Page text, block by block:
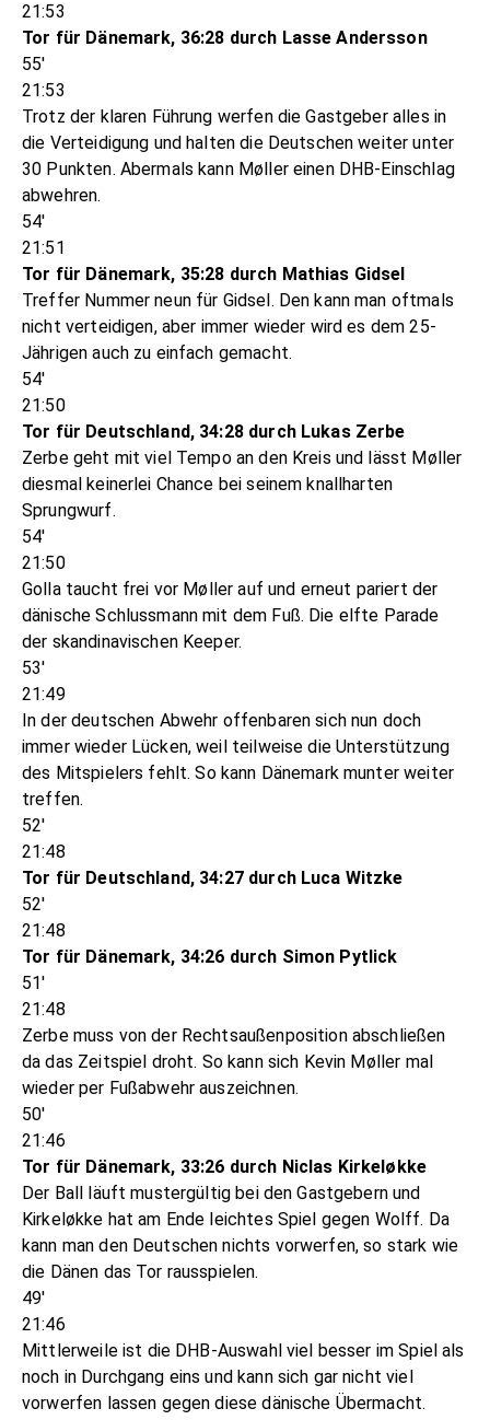
21:53
Tor für Dänemark, 36:28 durch Lasse Andersson
55'
21:53
Trotz der klaren Führung werfen die Gastgeber alles in
die Verteidigung und halten die Deutschen weiter unter
30 Punkten. Abermals kann Møller einen DHB-Einschlag
abwehren.
54'
21:51
Tor für Dänemark, 35:28 durch Mathias Gidsel
Treffer Nummer neun für Gidsel. Den kann man oftmals
nicht verteidigen, aber immer wieder wird es dem 25-
Jährigen auch zu einfach gemacht.
54'
21:50
Tor für Deutschland, 34:28 durch Lukas Zerbe
Zerbe geht mit viel Tempo an den Kreis und lässt Møller
diesmal keinerlei Chance bei seinem knallharten
Sprungwurf.
54'
21:50
Golla taucht frei vor Møller auf und erneut pariert der
dänische Schlussmann mit dem Fuß. Die elfte Parade
der skandinavischen Keeper.
53'
21:49
In der deutschen Abwehr offenbaren sich nun doch
immer wieder Lücken, weil teilweise die Unterstützung
des Mitspielers fehlt. So kann Dänemark munter weiter
treffen.
52'
21:48
Tor für Deutschland, 34:27 durch Luca Witzke
52'
21:48
Tor für Dänemark, 34:26 durch Simon Pytlick
51'
21:48
Zerbe muss von der Rechtsaußenposition abschließen
da das Zeitspiel droht. So kann sich Kevin Møller mal
wieder per Fußabwehr auszeichnen.
50'
21:46
Tor für Dänemark, 33:26 durch Niclas Kirkeløkke
Der Ball läuft mustergültig bei den Gastgebern und
Kirkeløkke hat am Ende leichtes Spiel gegen Wolff. Da
kann man den Deutschen nichts vorwerfen, so stark wie
die Dänen das Tor rausspielen.
49'
21:46
Mittlerweile ist die DHB-Auswahl viel besser im Spiel als
noch in Durchgang eins und kann sich gar nicht viel
vorwerfen lassen gegen diese dänische Übermacht.